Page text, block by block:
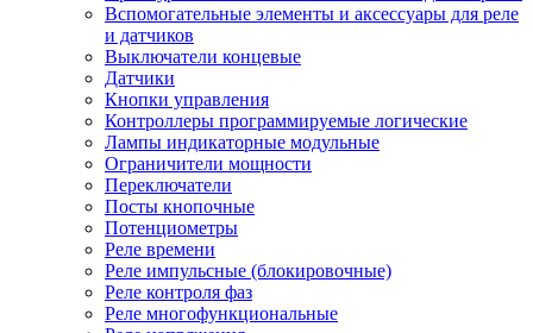
Вспомогательные элементы и аксессуары для реле
и датчиков
Выключатели концевые
Датчики
Кнопки управления
Контроллеры программируемые логические
Лампы индикаторные модульные
Ограничители мощности
Переключатели
Посты кнопочные
Потенциометры
Реле времени
Реле импульсные (блокировочные)
Реле контроля фаз
Реле многофункциональные